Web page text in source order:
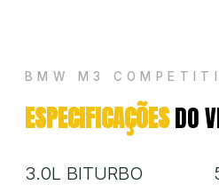
Jeep
Jetour
BMW M3
ESPECIFICAÇÕESDO
3.0L BITURBO